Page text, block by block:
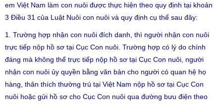
em Việt Nam làm con nuôi được thực hiện theo quy định tại khoản
3 Điều 31 của Luật Nuôi con nuôi và quy định cụ thể sau đây:
1. Trường hợp nhận con nuôi đích danh, thì người nhận con nuôi
trực tiếp nộp hồ sơ tại Cục Con nuôi. Trường hợp có lý do chính
đáng mà không thể trực tiếp nộp hồ sơ tại Cục Con nuôi, người
nhận con nuôi ủy quyền bằng văn bản cho người có quan hệ họ
hàng, thân thích thường trú tại Việt Nam nộp hồ sơ tại Cục Con
nuôi hoặc gửi hồ sơ cho Cục Con nuôi qua đường bưu điện theo